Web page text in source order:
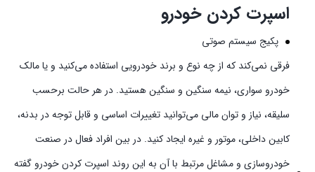
اسپرت کردن خودرو
پکیج سیستم صوتی
فرقی نمی‌کند که از چه نوع و برند خودرویی استفاده می‌کنید و یا مالک
خودرو سواری، نیمه سنگین و سنگین هستید. در هر حالت برحسب
سلیقه، نیاز و توان مالی می‌توانید تغییرات اساسی و قابل توجه در بدنه،
کابین داخلی، موتور و غیره ایجاد کنید. در بین افراد فعال در صنعت
خودروسازی و مشاغل مرتبط با آن به این روند اسپرت کردن خودرو گفته